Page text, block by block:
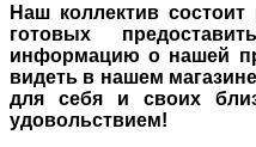
Наш коллектив
готовых
информацию о нашей
видеть в нашем
для себя и своих
удовольствием!